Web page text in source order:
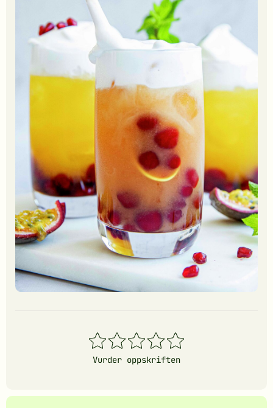
1
stjerner
2
stjerner
3
stjerner
4
stjerner
5
stjerner
Vurder oppskriften